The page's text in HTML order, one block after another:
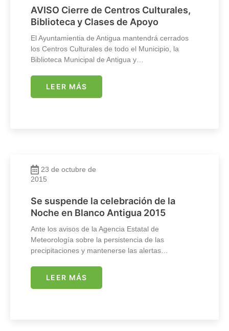
AVISO Cierre de Centros Culturales,
Biblioteca y Clases de Apoyo
El Ayuntamientia de Antigua mantendrá cerrados
los Centros Culturales de todo el Municipio, la
Biblioteca Municipal de Antigua y…
LEER MÁS
23 de octubre de
2015
Se suspende la celebración de la
Noche en Blanco Antigua 2015
Ante los avisos de la Agencia Estatal de
Meteorología sobre la persistencia de las
precipitaciones y mantenerse las alertas…
LEER MÁS